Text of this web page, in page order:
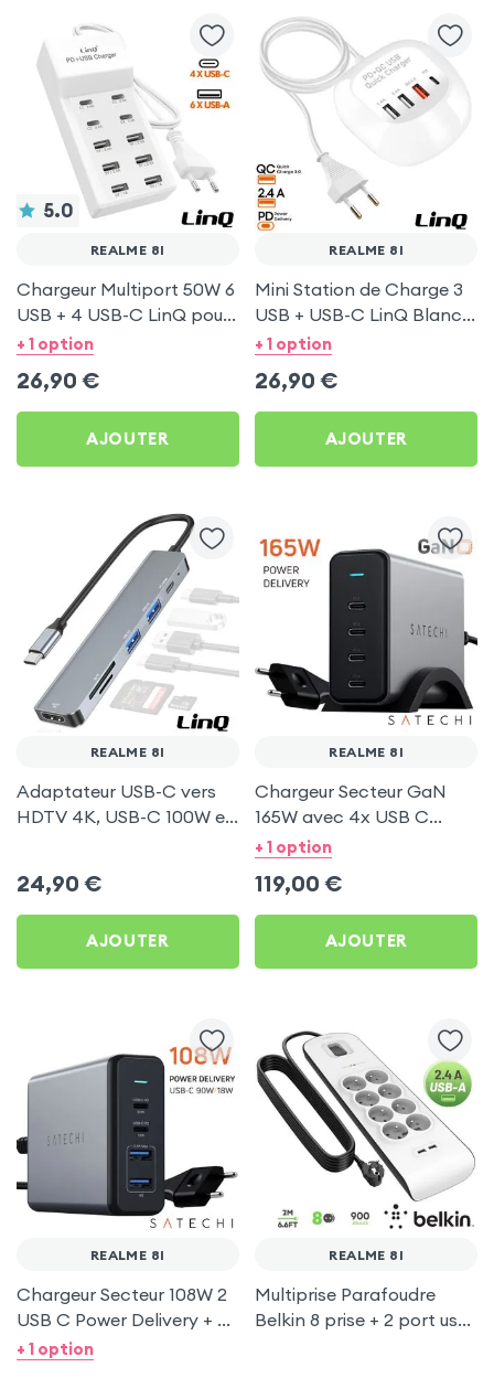
5.0
REALME 8I
Chargeur Multiport 50W 6
USB + 4 USB-C LinQ pour
Realme 8i
+ 1 option
26,90 €
AJOUTER
REALME 8I
Mini Station de Charge 3
USB + USB-C LinQ Blanc
pour Realme 8i
+ 1 option
26,90 €
AJOUTER
REALME 8I
Adaptateur USB-C vers
HDTV 4K, USB-C 100W et
24,90 €
AJOUTER
REALME 8I
Chargeur Secteur GaN
165W avec 4x USB C
Power Delivery, Câble
+ 1 option
119,00 €
AJOUTER
REALME 8I
Chargeur Secteur 108W 2
USB C Power Delivery + 2
USB, Câble Secteur,
+ 1 option
REALME 8I
Multiprise Parafoudre
Belkin 8 prise + 2 port usb